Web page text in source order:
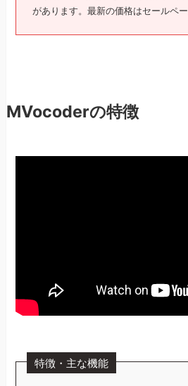
があります。最新の価格はセールペ
MVocoderの特徴
特徴・主な機能